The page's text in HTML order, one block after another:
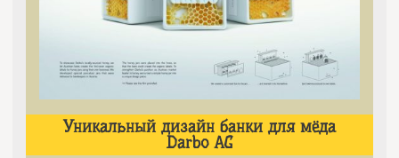
Уникальный дизайн банки для мёда
Darbo AG